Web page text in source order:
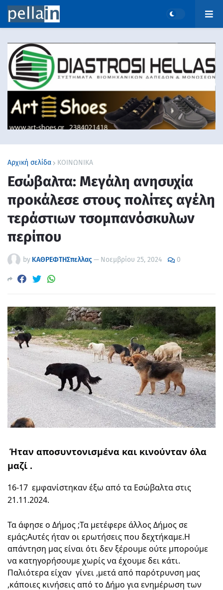
Αρχική σελίδα ΚΟΙΝΩΝΙΚΑ
Εσώβαλτα: Μεγάλη ανησυχία
προκάλεσε στους πολίτες αγέλη
τεράστιων τσομπανόσκυλων
περίπου
by ΚΑΘΡΕΦΤΗΣπελλας— Νοεμβρίου 25, 2024 0
Ήταν αποσυντονισμένα και κινούνταν όλα
μαζί .
16-17  εμφανίστηκαν έξω από τα Εσώβαλτα στις
21.11.2024.
Τα άφησε ο Δήμος ;Τα μετέφερε άλλος Δήμος σε
εμάς;Αυτές ήταν οι ερωτήσεις που δεχτήκαμε.Η
απάντηση μας είναι ότι δεν ξέρουμε ούτε μπορούμε
να κατηγορήσουμε χωρίς να έχουμε δει κάτι.
Παλιότερα είχαν  γίνει ,μετά από παρότρυνση μας